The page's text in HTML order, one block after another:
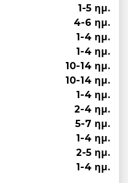
1-5 ημ.
4-6 ημ.
1-4 ημ.
1-4 ημ.
10-14 ημ.
10-14 ημ.
1-4 ημ.
2-4 ημ.
5-7 ημ.
1-4 ημ.
2-5 ημ.
1-4 ημ.